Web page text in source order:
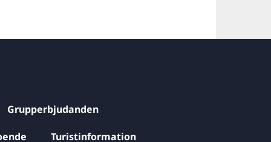
Grupperbjudanden
Turistinformation